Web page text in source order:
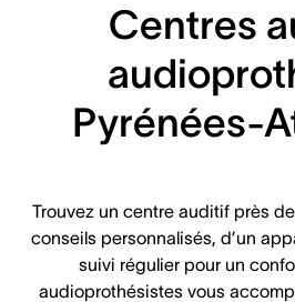
Centres
Pyrénées-
Trouvez un centre auditif près
conseils personnalisés, d’un
suivi régulier pour un
audioprothésistes vous